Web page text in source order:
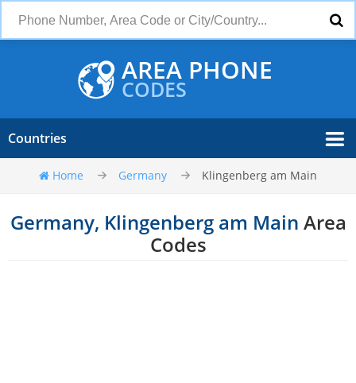
AREA PHONE
CODES
Countries
Home Germany Klingenberg am Main
Germany, Klingenberg am Main Area
Codes